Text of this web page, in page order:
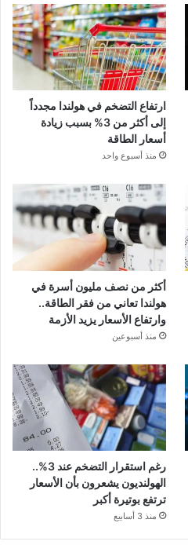
ارتفاع التضخم في هولندا مجدداً
إلى أكثر من 3% بسبب زيادة
أسعار الطاقة
منذ أسبوع واحد
أكثر من نصف مليون أسرة في
هولندا تعاني من فقر الطاقة..
وارتفاع الأسعار يزيد الأزمة
منذ أسبوعين
رغم استقرار التضخم عند 3%..
الهولنديون يشعرون بأن الأسعار
ترتفع بوتيرة أكبر
منذ 3 أسابيع